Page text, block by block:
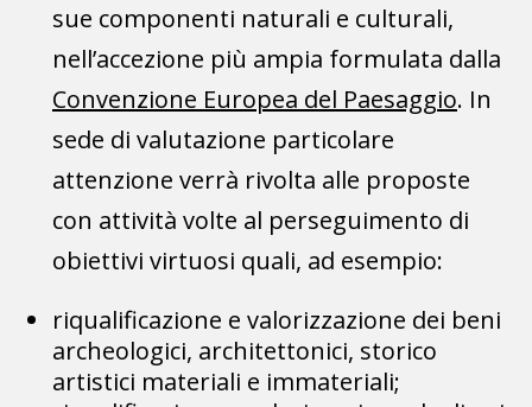
sue componenti naturali e culturali,
nell’accezione più ampia formulata dalla
Convenzione Europea del Paesaggio. In
sede di valutazione particolare
attenzione verrà rivolta alle proposte
con attività volte al perseguimento di
obiettivi virtuosi quali, ad esempio:
riqualificazione e valorizzazione dei beni
archeologici, architettonici, storico
artistici materiali e immateriali;